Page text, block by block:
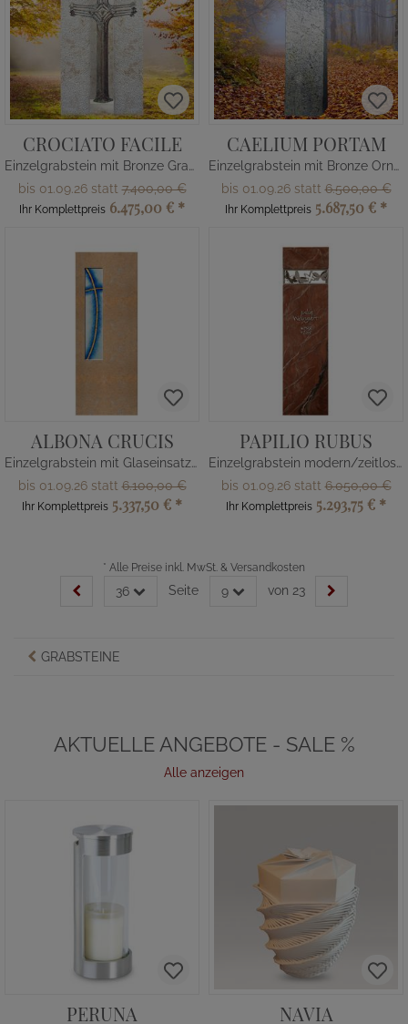
CROCIATO FACILE
Einzelgrabstein mit Bronze Grabkreuz modern
bis 01.09.26 statt7.400,00 €
Ihr Komplettpreis 6.475,00 € *
CAELIUM PORTAM
Einzelgrabstein mit Bronze Ornament Tür
bis 01.09.26 statt6.500,00 €
Ihr Komplettpreis 5.687,50 € *
ALBONA CRUCIS
Einzelgrabstein mit Glaseinsatz Kreuz-Motiv in Kalkstein
bis 01.09.26 statt6.100,00 €
Ihr Komplettpreis 5.337,50 € *
PAPILIO RUBUS
Einzelgrabstein modern/zeitlos mit Schmetterlingen (Edelstahl)
bis 01.09.26 statt6.050,00 €
Ihr Komplettpreis 5.293,75 € *
* Alle Preise inkl. MwSt. & Versandkosten
36 Seite 9 von 23
GRABSTEINE
AKTUELLE ANGEBOTE - SALE %
Alle anzeigen
PERUNA NAVIA